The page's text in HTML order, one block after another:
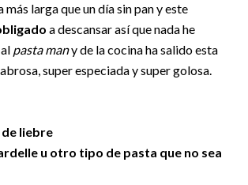
más larga que un día sin pan y este
a descansar así que nada he
pasta many de la cocina ha salido esta
super especiada y super golosa.
de liebre
u otro tipo de pasta que no sea